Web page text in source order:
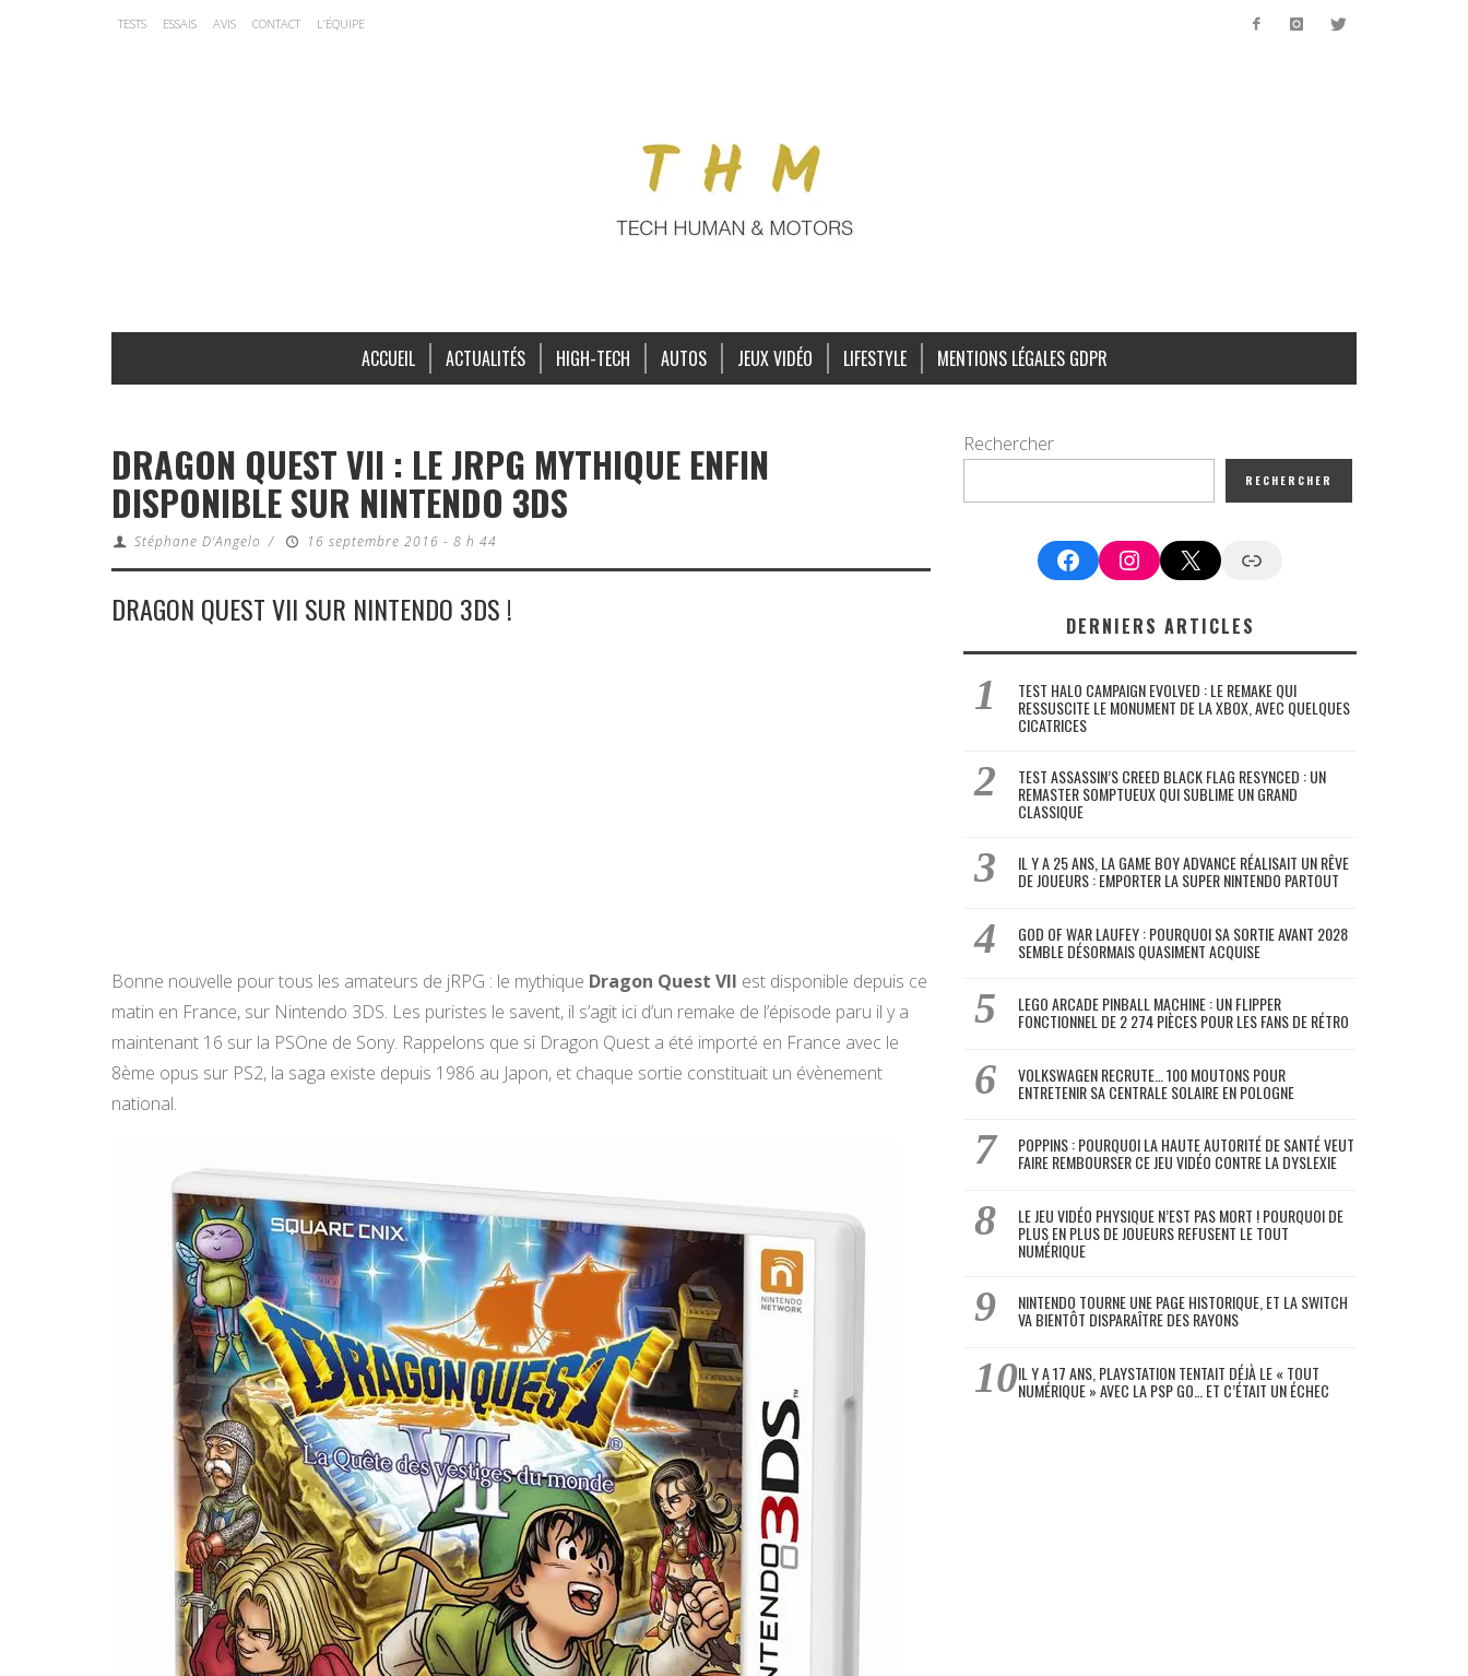
TESTS ESSAIS AVIS CONTACT L’ÉQUIPE
ACCUEIL ACTUALITÉS HIGH-TECH AUTOS JEUX VIDÉO LIFESTYLE MENTIONS LÉGALES GDPR
DRAGON QUEST VII : LE JRPG MYTHIQUE ENFIN
DISPONIBLE SUR NINTENDO 3DS
Stéphane D'Angelo / 16 septembre 2016 - 8 h 44
DRAGON QUEST VII SUR NINTENDO 3DS !
Bonne nouvelle pour tous les amateurs de jRPG : le mythique Dragon Quest VII est disponible depuis ce
matin en France, sur Nintendo 3DS. Les puristes le savent, il s’agit ici d’un remake de l’épisode paru il y a
maintenant 16 sur la PSOne de Sony. Rappelons que si Dragon Quest a été importé en France avec le
8ème opus sur PS2, la saga existe depuis 1986 au Japon, et chaque sortie constituait un évènement
national.
Rechercher
RECHERCHER
FacebookInstagram
X Google News
DERNIERS ARTICLES
TEST HALO CAMPAIGN EVOLVED : LE REMAKE QUI
RESSUSCITE LE MONUMENT DE LA XBOX, AVEC QUELQUES
CICATRICES
TEST ASSASSIN’S CREED BLACK FLAG RESYNCED : UN
REMASTER SOMPTUEUX QUI SUBLIME UN GRAND
CLASSIQUE
IL Y A 25 ANS, LA GAME BOY ADVANCE RÉALISAIT UN RÊVE
DE JOUEURS : EMPORTER LA SUPER NINTENDO PARTOUT
GOD OF WAR LAUFEY : POURQUOI SA SORTIE AVANT 2028
SEMBLE DÉSORMAIS QUASIMENT ACQUISE
LEGO ARCADE PINBALL MACHINE : UN FLIPPER
FONCTIONNEL DE 2 274 PIÈCES POUR LES FANS DE RÉTRO
VOLKSWAGEN RECRUTE… 100 MOUTONS POUR
ENTRETENIR SA CENTRALE SOLAIRE EN POLOGNE
POPPINS : POURQUOI LA HAUTE AUTORITÉ DE SANTÉ VEUT
FAIRE REMBOURSER CE JEU VIDÉO CONTRE LA DYSLEXIE
LE JEU VIDÉO PHYSIQUE N’EST PAS MORT ! POURQUOI DE
PLUS EN PLUS DE JOUEURS REFUSENT LE TOUT
NUMÉRIQUE
NINTENDO TOURNE UNE PAGE HISTORIQUE, ET LA SWITCH
VA BIENTÔT DISPARAÎTRE DES RAYONS
IL Y A 17 ANS, PLAYSTATION TENTAIT DÉJÀ LE « TOUT
NUMÉRIQUE » AVEC LA PSP GO… ET C’ÉTAIT UN ÉCHEC